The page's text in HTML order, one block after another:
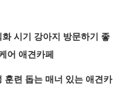
시기 강아지 방문하기 좋
어 애견카페
훈련 돕는 매너 있는 애견카